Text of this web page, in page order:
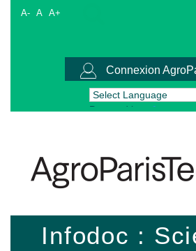
A- A A+
Connexion
Powered by
Infodoc :